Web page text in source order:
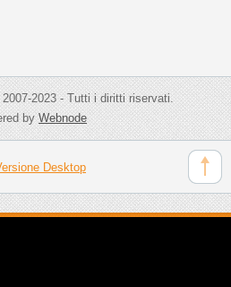
2023 - Tutti i diritti riservati.
byWebnode
Desktop